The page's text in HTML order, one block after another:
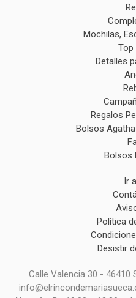
Mochilas,
Top
Detalles
Regalos
Bolsos
Bolsos
Ir
Política
Desistir
Calle Valencia 30 - 46410